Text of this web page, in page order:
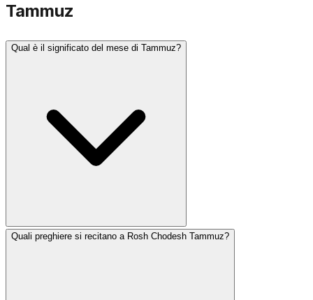
Tammuz
Qual è il significato del mese di Tammuz?
Quali preghiere si recitano a Rosh Chodesh Tammuz?